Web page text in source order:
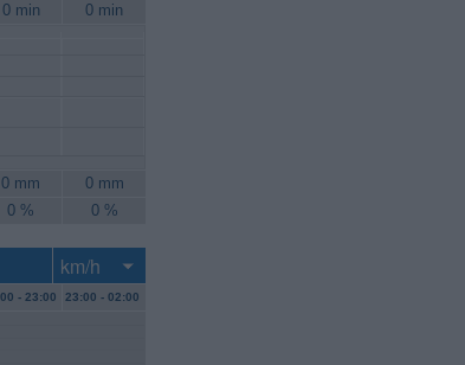
0 min 0 min
0 mm
0 mm
0 % 0 %
- 23:00 23:00 - 02:00